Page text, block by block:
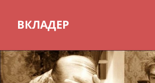
ВКЛАДЕР